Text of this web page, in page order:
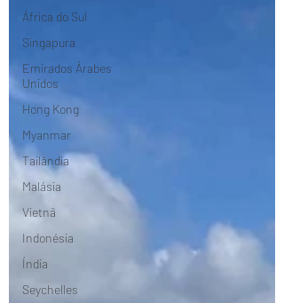
África do Sul
Singapura
Emirados Árabes
Unidos
Hong Kong
Myanmar
Tailândia
Malásia
Vietnã
Indonésia
Índia
Seychelles